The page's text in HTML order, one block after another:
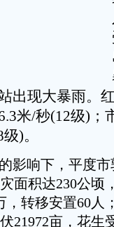
出现大暴雨。
米/秒(12级)；
)。
影响下，平度
面积达230公顷
，转移安置60
21972亩，花生